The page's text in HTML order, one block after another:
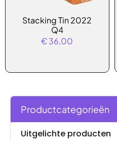
product
gekozen
worden
Stacking Tin 2022
Q4
€36,00
Productcategorieën
Uitgelichte producten